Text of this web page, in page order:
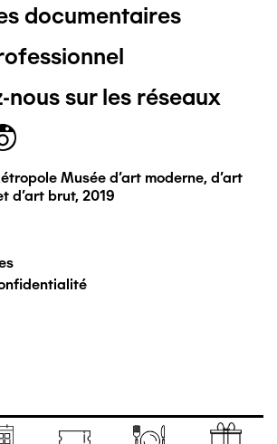
documentaires
nous sur les réseaux
Musée d'art moderne, d'art
d'art brut, 2019